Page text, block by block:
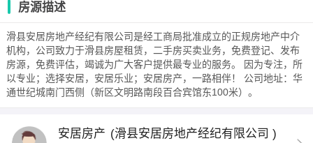
房源描述
滑县安居房地产经纪有限公司是经工商局批准成立的正规房地产中介
机构，公司致力于滑县房屋租赁，二手房买卖业务，免费登记、发布
房源，免费评估，竭诚为广大客户提供最专业的服务。 因为专注，所
以专业；选择安居，安居乐业；安居房产，一路相伴！ 公司地址：华
通世纪城南门西侧（新区文明路南段百合宾馆东100米）。
安居房产 (滑县安居房地产经纪有限公司 )